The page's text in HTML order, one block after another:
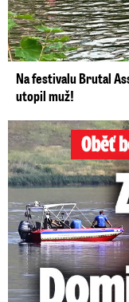
Na festivalu Brutal
utopil muž!
Oběť bouře v jezeru